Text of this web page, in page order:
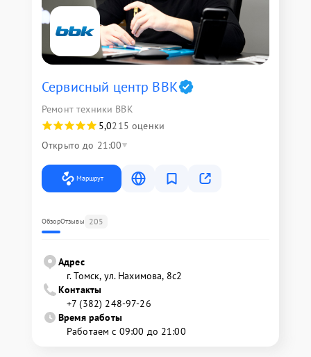
Сервисный центр BBK
Ремонт техники BBK
5,0215 оценки
Открыто до 21:00
Маршрут
ОбзорОтзывы 205
Адрес
г. Томск, ул. Нахимова, 8с2
Контакты
+7 (382) 248-97-26
Время работы
Работаем с 09:00 до 21:00